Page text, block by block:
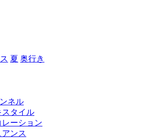
夏 奥行き
ネル
スタイル
ーション
ンス